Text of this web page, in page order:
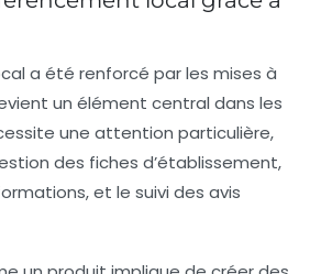
a été renforcé par les mises à
un élément central dans les
une attention particulière,
des fiches d’établissement,
et le suivi des avis